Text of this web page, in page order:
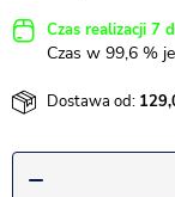
Czas realizacji 7
Czas w 99,6 %
Dostawa od: